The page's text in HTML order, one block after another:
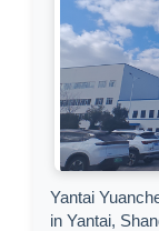
Yantai
in Yantai,